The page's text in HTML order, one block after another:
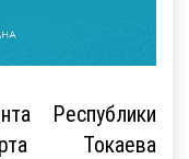
Республики
Токаева